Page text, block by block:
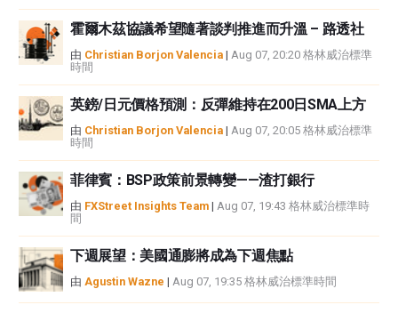
霍爾木茲協議希望隨著談判推進而升溫 – 路透社
由 Christian Borjon Valencia | Aug 07, 20:20 格林威治標準
時間
英鎊/日元價格預測：反彈維持在200日SMA上方
由 Christian Borjon Valencia | Aug 07, 20:05 格林威治標準
時間
菲律賓：BSP政策前景轉變——渣打銀行
由 FXStreet Insights Team | Aug 07, 19:43 格林威治標準時
間
下週展望：美國通膨將成為下週焦點
由 Agustin Wazne | Aug 07, 19:35 格林威治標準時間